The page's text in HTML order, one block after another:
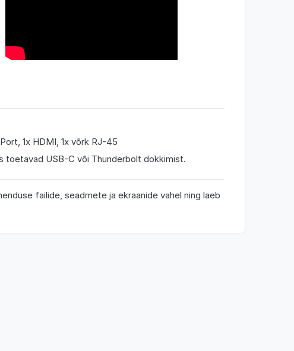
1x HDMI, 1x võrk RJ-45
toetavad USB-C või Thunderbolt dokkimist.
failide, seadmete ja ekraanide vahel ning laeb